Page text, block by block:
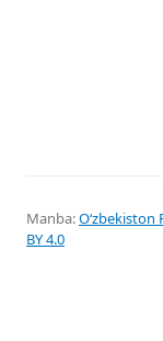
Manba:
BY 4.0